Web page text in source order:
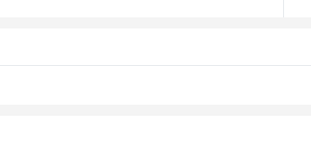
lý đến quyết định đầu tư.
cá nhân nhà giao dịch, cách các thông tin mà
bán cũng như cách để thay đổi và kiểm soát